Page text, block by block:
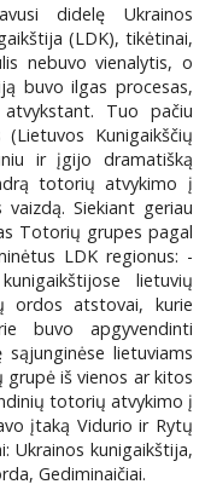
didelę Ukrainos
(LDK), tikėtinai,
nebuvo vienalytis, o
buvo ilgas procesas,
Tuo pačiu
Kunigaikščių
ir įgijo dramatišką
totorių atvykimo į
Siekiant geriau
Totorių grupes pagal
LDK regionus: -
lietuvių
ordos atstovai, kurie
buvo apgyvendinti
lietuviams
grupė iš vienos ar kitos
totorių atvykimo į
įtaką Vidurio ir Rytų
Ukrainos kunigaikštija,
Gediminaičiai.